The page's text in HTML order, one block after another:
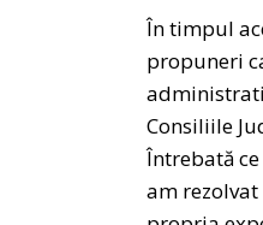
În timpul
propuneri
Consiliile
Întrebată
am